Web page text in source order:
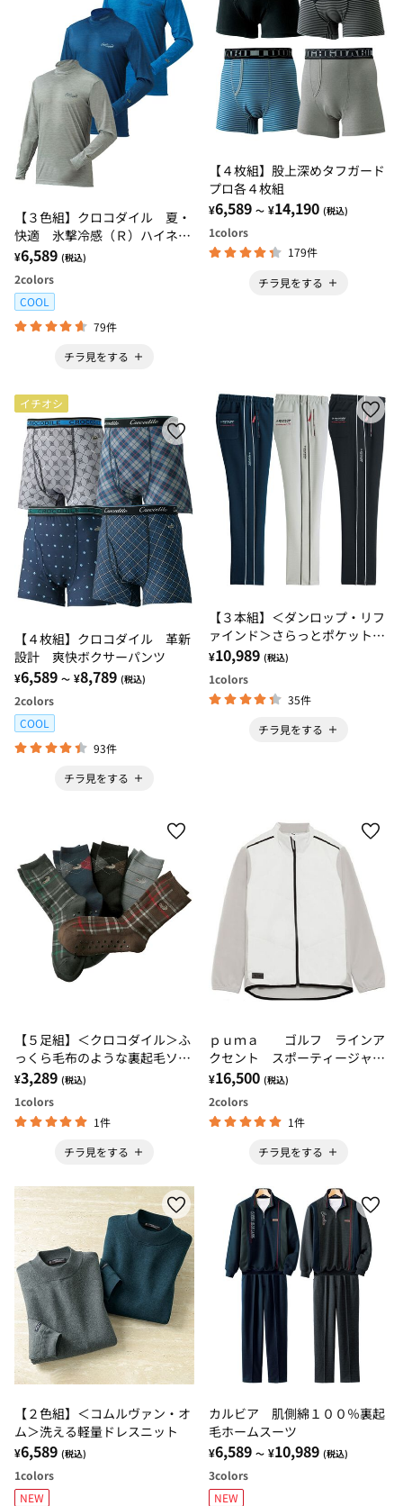
【３色組】クロコダイル 夏・
快適 氷撃冷感（Ｒ）ハイネッ
ク３色組（長袖 半袖）
¥6,589 (税込)
2colors
COOL
79件
チラ見をする
【４枚組】股上深めタフガード
プロ各４枚組
¥6,589 ～ ¥14,190 (税込)
1colors
179件
チラ見をする
イチオシ
【４枚組】クロコダイル 革新
設計 爽快ボクサーパンツ
¥6,589 ～ ¥8,789 (税込)
2colors
COOL
93件
チラ見をする
【３本組】＜ダンロップ・リフ
ァインド＞さらっとポケット安
心リラックスパンツ
¥10,989 (税込)
1colors
35件
チラ見をする
【５足組】＜クロコダイル＞ふ
っくら毛布のような裏起毛ソッ
クス
¥3,289 (税込)
1colors
1件
チラ見をする
ｐｕｍａ ゴルフ ラインア
クセント スポーティージャケ
ット
¥16,500 (税込)
2colors
1件
チラ見をする
【２色組】＜コムルヴァン・オ
ム＞洗える軽量ドレスニット
¥6,589 (税込)
1colors
NEW
カルビア 肌側綿１００％裏起
毛ホームスーツ
¥6,589 ～ ¥10,989 (税込)
3colors
NEW